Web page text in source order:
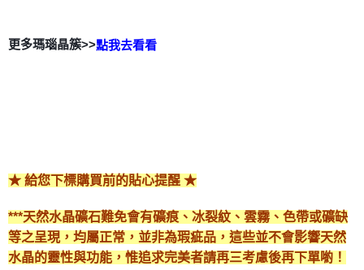
更多瑪瑙晶簇>>點我去看看
★ 給您下標購買前的貼心提醒 ★
***天然水晶礦石難免會有礦痕、冰裂紋、雲霧、色帶或礦缺
等之呈現，均屬正常，並非為瑕疵品，這些並不會影響天然
水晶的靈性與功能，惟追求完美者請再三考慮後再下單喲！